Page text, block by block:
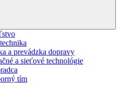
a prevádzka dopravy
a sieťové technológie
tím